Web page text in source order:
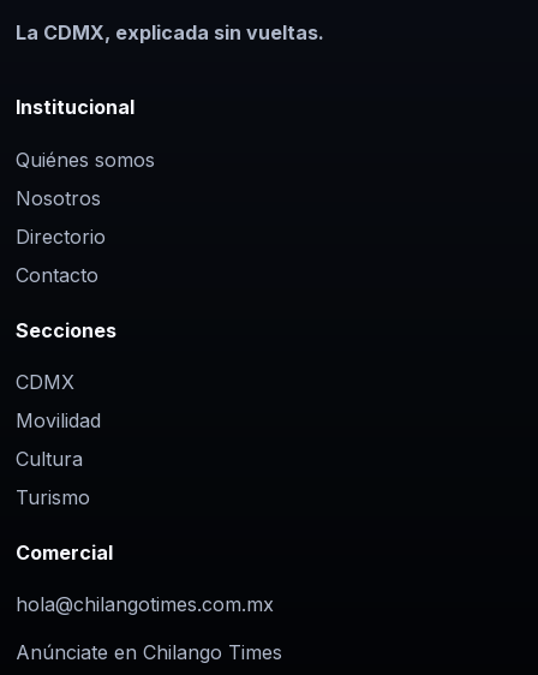
La CDMX, explicada sin vueltas.
Institucional
Quiénes somos
Nosotros
Directorio
Contacto
Secciones
CDMX
Movilidad
Cultura
Turismo
Comercial
hola@chilangotimes.com.mx
Anúnciate en Chilango Times